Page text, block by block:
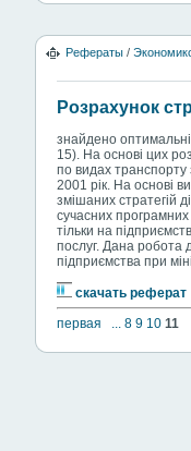
Рефераты /
Розрахунок
знайдено оптимальні
15). На основі цих
по видах транспорту
2001 рік. На основі
змішаних стратегій
сучасних програмних
тільки на
послуг. Дана робота
підприємства при
скачать реферат
первая
... 8 9 10 11